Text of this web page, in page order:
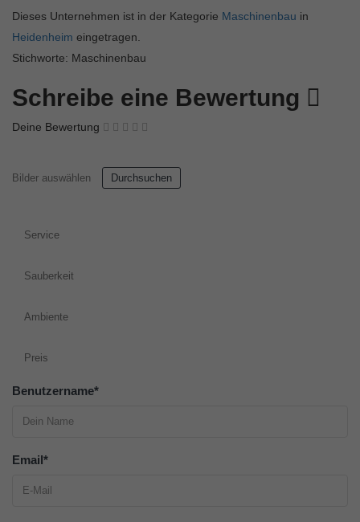
Dieses Unternehmen ist in der Kategorie Maschinenbau in
Heidenheim eingetragen.
Stichworte: Maschinenbau
Schreibe eine Bewertung
Deine Bewertung
Bilder auswählen Durchsuchen
Service
Sauberkeit
Ambiente
Preis
Benutzername*
Email*